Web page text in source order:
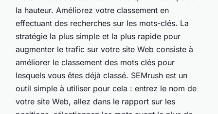
la hauteur. Améliorez votre classement en
effectuant des recherches sur les mots-clés. La
stratégie la plus simple et la plus rapide pour
augmenter le trafic sur votre site Web consiste à
améliorer le classement des mots clés pour
lesquels vous êtes déjà classé. SEMrush est un
outil simple à utiliser pour cela : entrez le nom de
votre site Web, allez dans le rapport sur les